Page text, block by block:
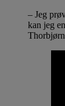
– Jeg
kan jeg